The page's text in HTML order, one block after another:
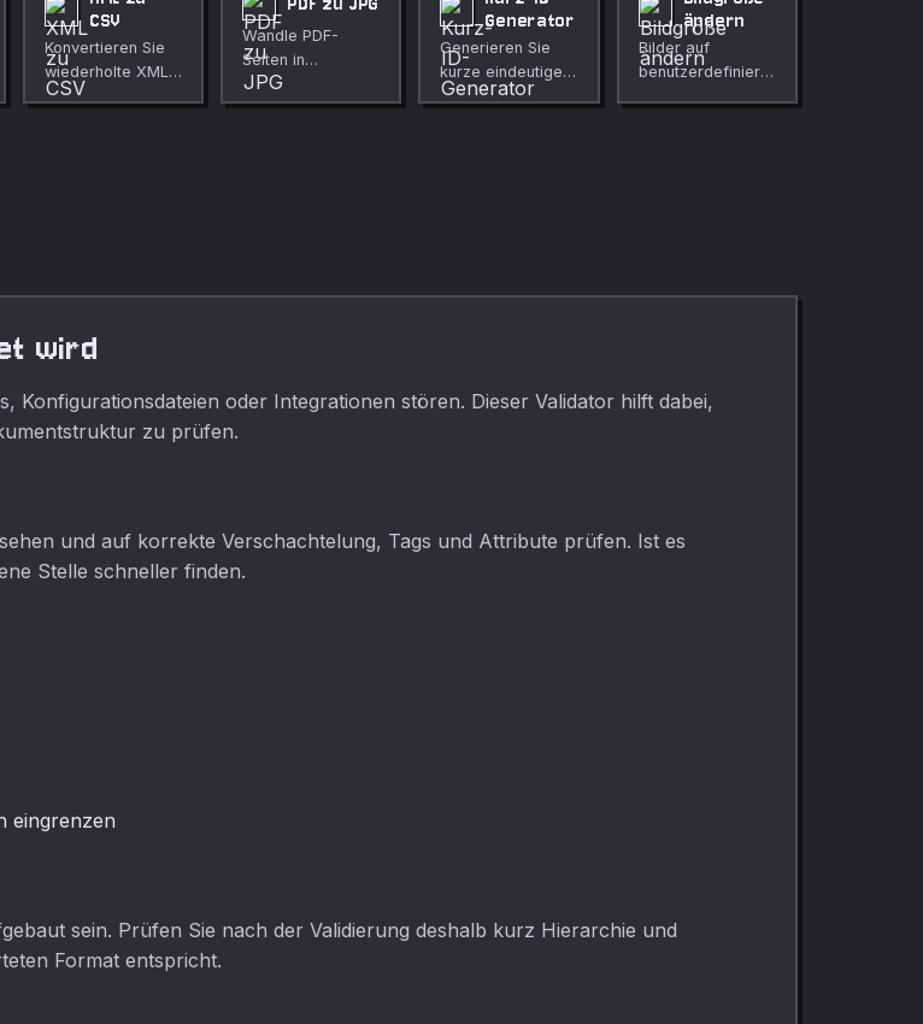
CSV
Konvertieren Sie
wiederholte XML-
Datensätze im
Wandle PDF-
Seiten in
hochwertige JPG-
Bilder um.
Generator
Generieren Sie
kurze eindeutige
IDs für URLs,
ändern
Bilder auf
benutzerdefinierte
wird
oder Integrationen stören. Dieser Validator hilft dabei,
zu prüfen.
und auf korrekte Verschachtelung, Tags und Attribute prüfen. Ist es
Stelle schneller finden.
eingrenzen
sein. Prüfen Sie nach der Validierung deshalb kurz Hierarchie und
Format entspricht.